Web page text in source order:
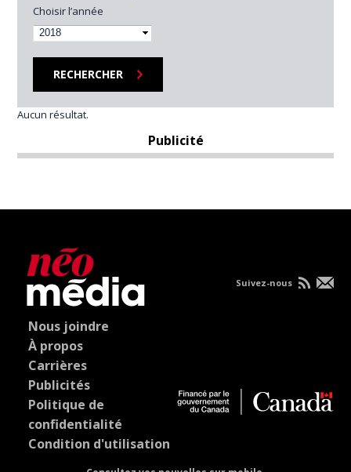
Choisir l’année
2018
Aucun résultat.
Publicité
Nous joindre
À propos
Carrières
Publicités
Politique de
confidentialité
Condition d'utilisation
Suivez-nous